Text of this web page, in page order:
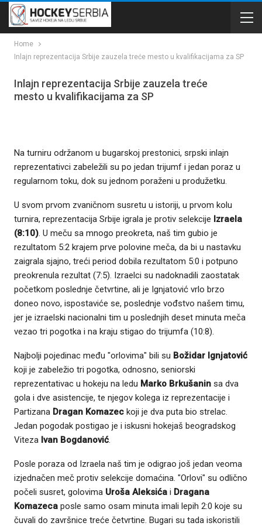
Home
Inlajn reprezentacija Srbije zauzela treće mesto u kvalifikacijama za SP
Inlajn reprezentacija Srbije zauzela treće
mesto u kvalifikacijama za SP
Na turniru održanom u bugarskoj prestonici, srpski inlajn
reprezentativci zabeležili su po jedan trijumf i jedan poraz u
regularnom toku, dok su jednom poraženi u produžetku.
U svom prvom zvaničnom susretu u istoriji, u prvom kolu
turnira, reprezentacija Srbije igrala je protiv selekcije Izraela
(8:10). U meču sa mnogo preokreta, naš tim gubio je
rezultatom 5:2 krajem prve polovine meča, da bi u nastavku
zaigrala sjajno, treći period dobila rezultatom 5:0 i potpuno
preokrenula rezultat (7:5). Izraelci su nadoknadili zaostatak
početkom poslednje četvrtine, ali je Ignjatović vrlo brzo
doneo novo, ispostaviće se, poslednje vođstvo našem timu,
jer je izraelski nacionalni tim u poslednjih deset minuta meča
vezao tri pogotka i na kraju stigao do trijumfa (10:8).
Najbolji pojedinac među "orlovima" bili su Božidar Ignjatović
koji je zabeležio tri pogotka, odnosno, seniorski
reprezentativac u hokeju na ledu Marko Brkušanin sa dva
gola i dve asistencije, te njegov kolega iz reprezentacije i
Partizana Dragan Komazec koji je dva puta bio strelac.
Jedan pogodak postigao je i iskusni hokejaš beogradskog
Viteza Ivan Bogdanović.
Posle poraza od Izraela naš tim je odigrao još jedan veoma
izjednačen meč protiv selekcije domaćina. "Orlovi" su odlično
počeli susret, golovima Uroša Aleksića i Dragana
Komazeca posle samo osam minuta imali lepih 2:0 koje su
čuvali do završnice treće četvrtine. Bugari su tada iskoristili